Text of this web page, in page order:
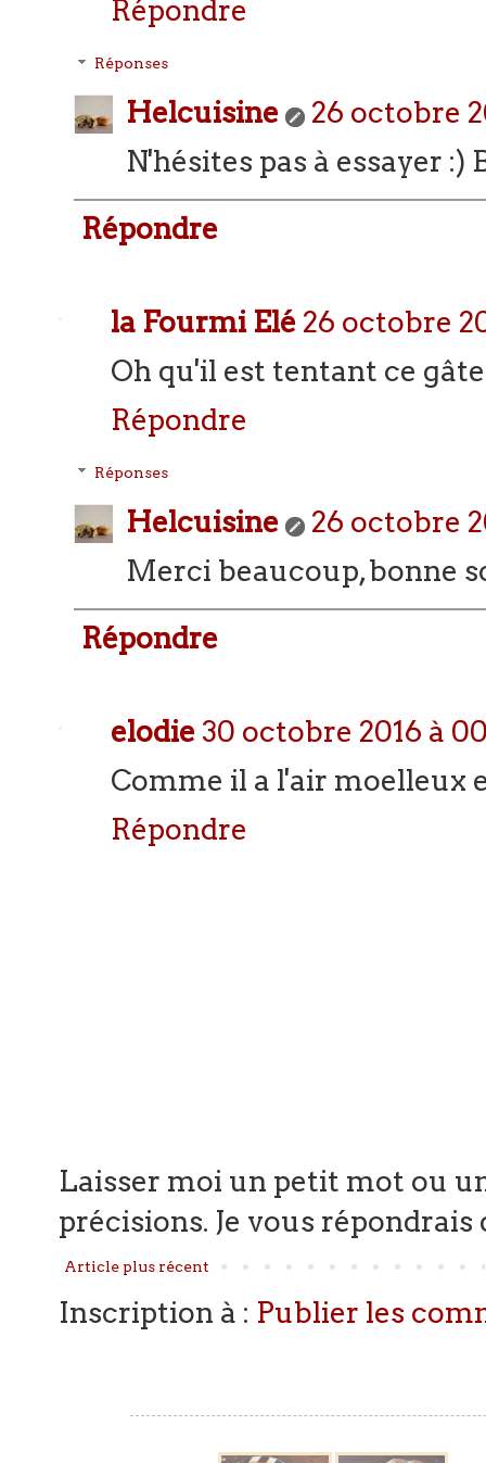
Répondre
Réponses
Helcuisine
26 octobre
N'hésites pas à essayer :)
Répondre
la Fourmi Elé 26 octobre
Oh qu'il est tentant ce
Répondre
Réponses
Helcuisine
26 octobre
Merci beaucoup, bonne
Répondre
elodie30 octobre 2016 à
Comme il a l'air moelleux
Répondre
Laisser moi un petit mot ou
précisions. Je vous répondrais
Article plus récent
Inscription à : Publier les